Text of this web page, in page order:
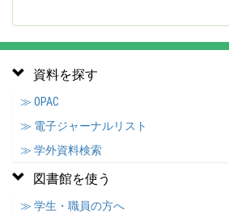
資料を探す
≫ OPAC
≫ 電子ジャーナルリスト
≫ 学外資料検索
図書館を使う
≫ 学生・職員の方へ